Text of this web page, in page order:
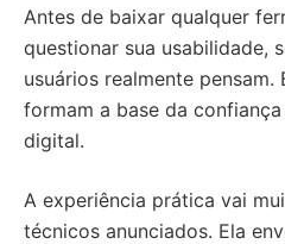
Antes de baixar qualquer
questionar sua usabilidade,
usuários realmente pensam.
formam a base da
digital.
A experiência prática vai
técnicos anunciados. Ela